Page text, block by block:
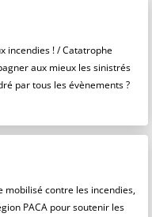
incendies ! / Catatrophe
aux mieux les sinistrés
par tous les évènements ?
contre les incendies,
PACA pour soutenir les